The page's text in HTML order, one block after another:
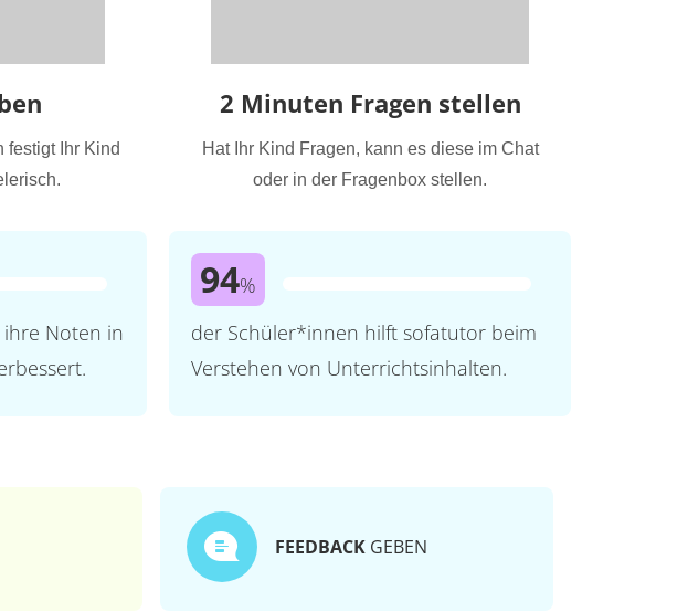
festigt Ihr Kind
Noten in
2 Minuten Fragen stellen
Hat Ihr Kind Fragen, kann es diese im Chat
oder in der Fragenbox stellen.
94%
der Schüler*innen hilft sofatutor beim
Verstehen von Unterrichtsinhalten.
FEEDBACK GEBEN